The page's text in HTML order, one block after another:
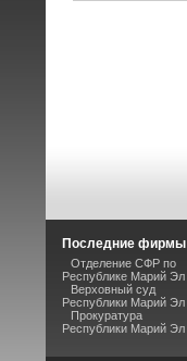
Последние фирмы
Отделение СФР по
Республике Марий Эл
Верховный суд
Республики Марий Эл
Прокуратура
Республики Марий Эл